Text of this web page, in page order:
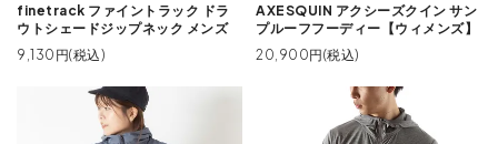
finetrack ファイントラック ドラ
ウトシェードジップネック メンズ
9,130円(税込)
AXESQUIN アクシーズクイン サン
プルーフフーディー【ウィメンズ】
20,900円(税込)